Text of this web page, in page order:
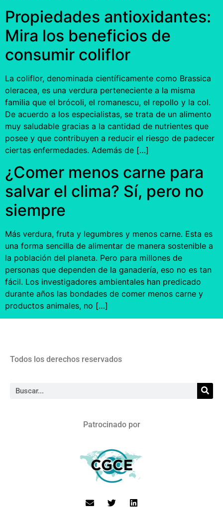
Propiedades antioxidantes:
Mira los beneficios de
consumir coliflor
La coliflor, denominada científicamente como Brassica
oleracea, es una verdura perteneciente a la misma
familia que el brócoli, el romanescu, el repollo y la col.
De acuerdo a los especialistas, se trata de un alimento
muy saludable gracias a la cantidad de nutrientes que
posee y que contribuyen a reducir el riesgo de padecer
ciertas enfermedades. Además de […]
¿Comer menos carne para
salvar el clima? Sí, pero no
siempre
Más verdura, fruta y legumbres y menos carne. Esta es
una forma sencilla de alimentar de manera sostenible a
la población del planeta. Pero para millones de
personas que dependen de la ganadería, eso no es tan
fácil. Los investigadores ambientales han predicado
durante años las bondades de comer menos carne y
productos animales, no […]
Todos los derechos reservados
Patrocinado por